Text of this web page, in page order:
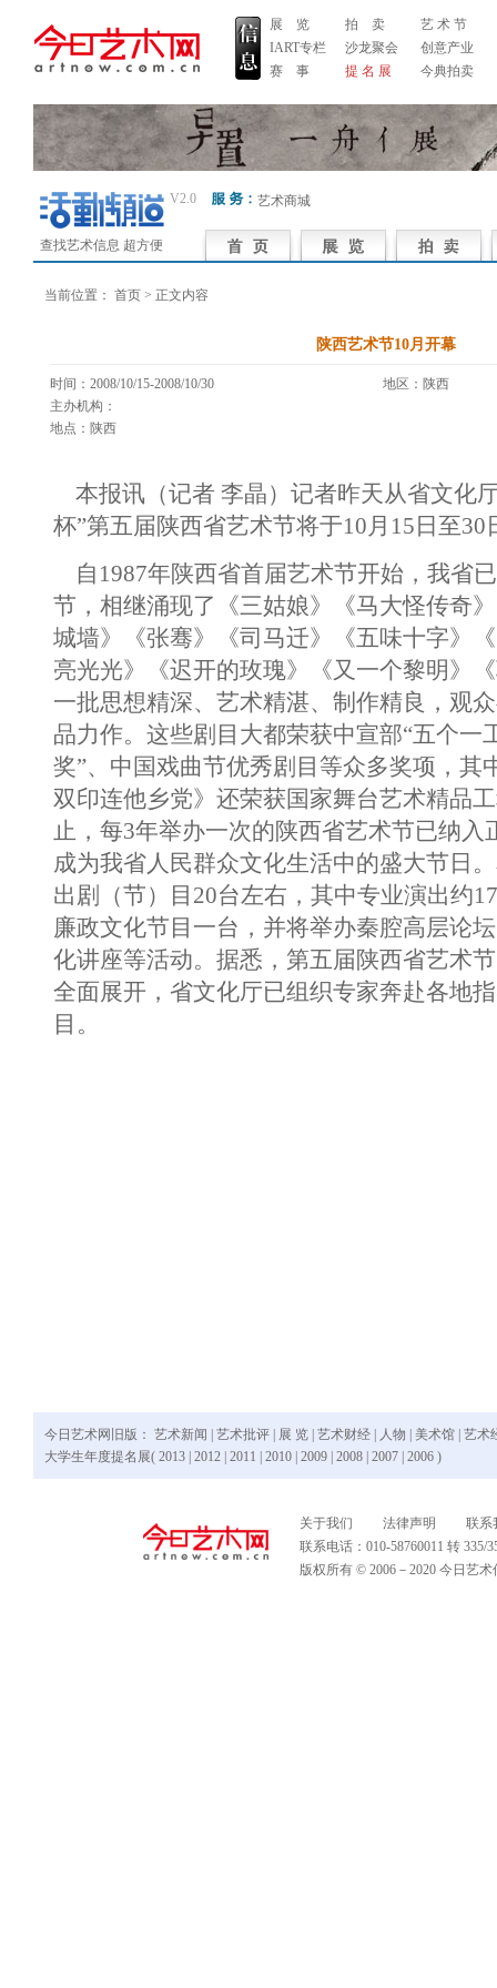
展 览
IART专栏
赛 事
拍 卖
沙龙聚会
提 名 展
艺 术 节
创意产业
今典拍卖
查找艺术信息 超方便
V2.0 艺术商城
当前位置： 首页 > 正文内容
陕西艺术节10月开幕
时间：2008/10/15-2008/10/30
地区：陕西
主办机构：
地点：陕西
本报讯（记者 李晶）记者昨天从省文化
杯”第五届陕西省艺术节将于10月15日至30
自1987年陕西省首届艺术节开始，我省
节，相继涌现了《三姑娘》《马大怪传奇
城墙》《张骞》《司马迁》《五味十字》
亮光光》《迟开的玫瑰》《又一个黎明》
一批思想精深、艺术精湛、制作精良，观
品力作。这些剧目大都荣获中宣部“五个一
奖”、中国戏曲节优秀剧目等众多奖项，其
双印连他乡党》还荣获国家舞台艺术精品
止，每3年举办一次的陕西省艺术节已纳入
成为我省人民群众文化生活中的盛大节日
出剧（节）目20台左右，其中专业演出约
廉政文化节目一台，并将举办秦腔高层论
化讲座等活动。据悉，第五届陕西省艺术
全面展开，省文化厅已组织专家奔赴各地
目。
今日艺术网旧版： 艺术新闻 艺术批评 展 览 艺术财经 人物 美术馆 艺术
大学生年度提名展( 2013 2012 2011 2010 2009 2008 2007 2006 )
关于我们 法律声明
联系
联系电话：010-58760011 转
版权所有 © 2006－2020 今日艺